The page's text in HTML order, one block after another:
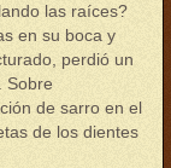
las raíces?
en su boca y
perdió un
Sobre
de sarro en el
de los dientes